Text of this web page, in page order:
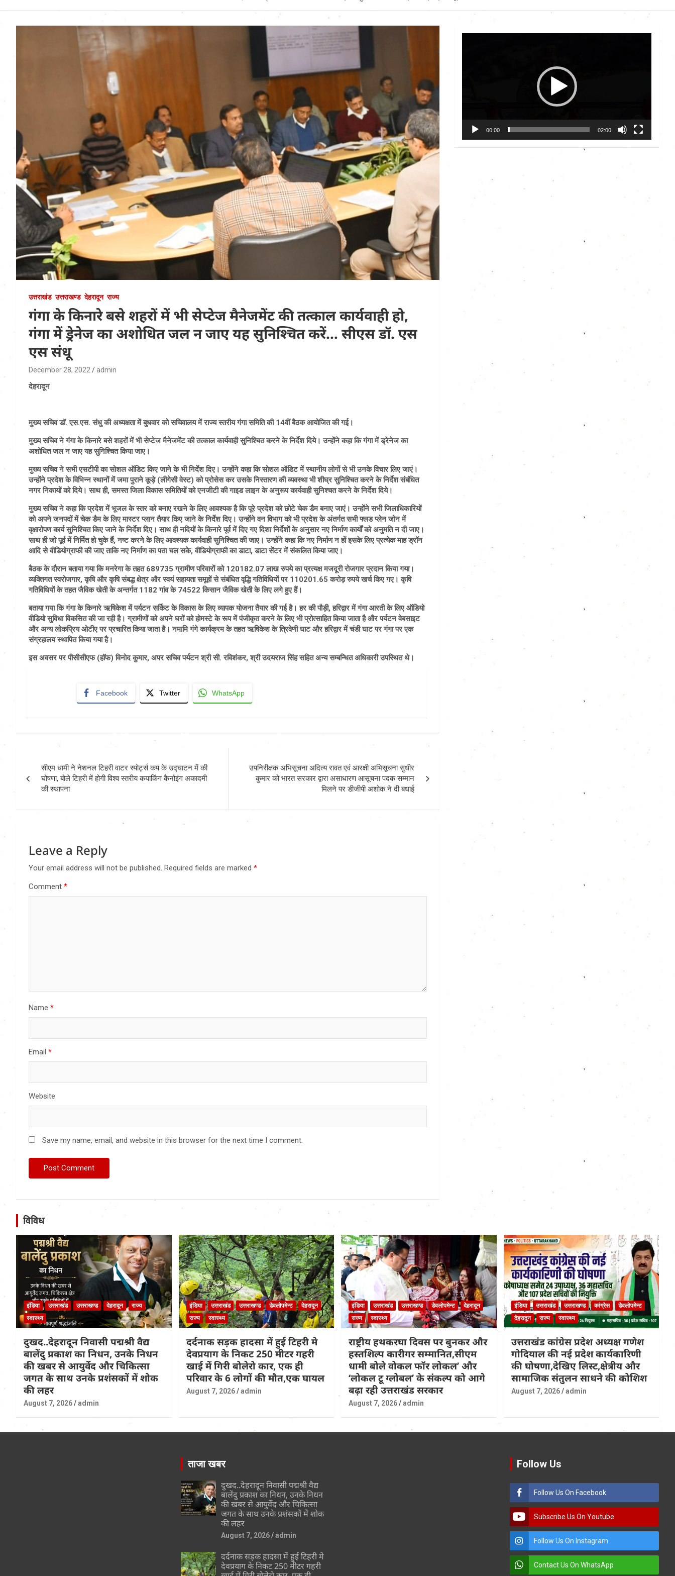
Uttarakhand News in
उत्तराखंड उत्तराखण्ड देहरादून राज्य
गंगा के किनारे बसे शहरों में भी सेप्टेज मैनेजमेंट की तत्काल कार्यवाही हो,
गंगा में ड्रेनेज का अशोधित जल न जाए यह सुनिश्चित करें… सीएस डॉ. एस
एस संधू
December 28, 2022 admin
देहरादून
मुख्य सचिव डॉ. एस.एस. संधु की अध्यक्षता में बुधवार को सचिवालय में राज्य स्तरीय गंगा समिति की 14वीं बैठक आयोजित की गई।
मुख्य सचिव ने गंगा के किनारे बसे शहरों में भी सेप्टेज मैनेजमेंट की तत्काल कार्यवाही सुनिश्चित करने के निर्देश दिये। उन्होंने कहा कि गंगा में ड्रेनेज का
अशोधित जल न जाए यह सुनिश्चित किया जाए।
मुख्य सचिव ने सभी एसटीपी का सोशल ऑडिट किए जाने के भी निर्देश दिए। उन्होंने कहा कि सोशल ऑडिट में स्थानीय लोगों से भी उनके विचार लिए जाएं।
उन्होंने प्रदेश के विभिन्न स्थानों में जमा पुराने कूड़े (लीगेसी वेस्ट) को प्रोसेस कर उसके निस्तारण की व्यवस्था भी शीघ्र सुनिश्चित करने के निर्देश संबंधित
नगर निकायों को दिये। साथ ही, समस्त जिला विकास समितियों को एनजीटी की गाइड लाइन के अनुरूप कार्यवाही सुनिश्चत करने के निर्देश दिये।
मुख्य सचिव ने कहा कि प्रदेश में भूजल के स्तर को बनाए रखने के लिए आवश्यक है कि पूरे प्रदेश को छोटे चेक डैम बनाए जाएं। उन्होंने सभी जिलाधिकारियों
को अपने जनपदों में चेक डैम के लिए मास्टर प्लान तैयार किए जाने के निर्देश दिए। उन्होंने वन विभाग को भी प्रदेश के अंतर्गत सभी फ्लड प्लेन जोन में
वृक्षारोपण कार्य सुनिश्चित किए जाने के निर्देश दिए। साथ ही नदियों के किनारे पूर्व में दिए गए दिशा निर्देशों के अनुसार नए निर्माण कार्यों को अनुमति न दी जाए।
साथ ही जो पूर्व में निर्मित हो चुके हैं, नष्ट करने के लिए आवश्यक कार्यवाही सुनिश्चित की जाए। उन्होंने कहा कि नए निर्माण न हों इसके लिए प्रत्येक माह ड्रॉन
आदि से वीडियोग्राफी की जाए ताकि नए निर्माण का पता चल सके, वीडियोग्राफी का डाटा, डाटा सेंटर में संकलित किया जाए।
बैठक के दौरान बताया गया कि मनरेगा के तहत 689735 ग्रामीण परिवारों को 120182.07 लाख रुपये का प्रत्यक्ष मजदूरी रोजगार प्रदान किया गया।
व्यक्तिगत स्वरोजगार, कृषि और कृषि संबद्ध क्षेत्र और स्वयं सहायता समूहों से संबंधित वृद्धि गतिविधियों पर 110201.65 करोड़ रुपये खर्च किए गए। कृषि
गतिविधियों के तहत जैविक खेती के अन्तर्गत 1182 गांव के 74522 किसान जैविक खेती के लिए लगे हुए हैं।
बताया गया कि गंगा के किनारे ऋषिकेश में पर्यटन सर्किट के विकास के लिए व्यापक योजना तैयार की गई है। हर की पौड़ी, हरिद्वार में गंगा आरती के लिए ऑडियो
वीडियो सुविधा विकसित की जा रही है। ग्रामीणों को अपने घरों को होमस्टे के रूप में पंजीकृत करने के लिए भी प्रोत्साहित किया जाता है और पर्यटन वेबसाइट
और अन्य लोकप्रिय ओटीए पर प्रचारित किया जाता है। नमामि गंगे कार्यक्रम के तहत ऋषिकेश के त्रिवेणी घाट और हरिद्वार में चंडी घाट पर गंगा पर एक
संग्रहालय स्थापित किया गया है।
इस अवसर पर पीसीसीएफ (हॉफ) विनोद कुमार, अपर सचिव पर्यटन श्री सी. रविशंकर, श्री उदयराज सिंह सहित अन्य सम्बन्धित अधिकारी उपस्थित थे।
Facebook Twitter WhatsApp
navigation
सीएम धामी ने नेशनल टिहरी वाटर स्पोर्ट्स कप के उद्घाटन में की
घोषणा, बोले टिहरी में होगी विश्व स्तरीय कयाकिंग कैनोइंग अकादमी
की स्थापना
उपनिरीक्षक अभिसूचना अदित्य रावत एवं आरक्षी अभिसूचना सुधीर
कुमार को भारत सरकार द्वारा असाधारण आसूचना पदक सम्मान
मिलने पर डीजीपी अशोक ने दी बधाई
Leave a Reply
Your email address will not be published. Required fields are marked *
Comment *
Name *
Email *
Website
Save my name, email, and website in this browser for the next time I comment.
00:00 02:00
विविध
इंडिया उत्तराखंड उत्तराखण्ड देहरादून
राज्य
स्वास्थ्य
दुखद..देहरादून निवासी पद्मश्री वैद्य
बालेंदु प्रकाश का निधन, उनके निधन
की खबर से आयुर्वेद और चिकित्सा
जगत के साथ उनके प्रशंसकों में शोक
की लहर
August 7, 2026 admin
इंडिया उत्तराखंड उत्तराखण्ड डेवलोपमेन्ट
देहरादून
राज्य
स्वास्थ्य
दर्दनाक सड़क हादसा में हुई टिहरी मे
देवप्रयाग के निकट 250 मीटर गहरी
खाई में गिरी बोलेरो कार, एक ही
परिवार के 6 लोगों की मौत,एक घायल
August 7, 2026 admin
इंडिया उत्तराखंड उत्तराखण्ड डेवलोपमेन्ट
देहरादून
राज्य
स्वास्थ्य
राष्ट्रीय हथकरघा दिवस पर बुनकर और
हस्तशिल्प कारीगर सम्मानित,सीएम
धामी बोले वोकल फॉर लोकल’ और
‘लोकल टू ग्लोबल’ के संकल्प को आगे
बढ़ा रही उत्तराखंड सरकार
August 7, 2026 admin
इंडिया उत्तराखंड उत्तराखण्ड कांग्रेस
डेवलोपमेन्ट
देहरादून
राज्य स्वास्थ्य
उत्तराखंड कांग्रेस प्रदेश अध्यक्ष गणेश
गोदियाल की नई प्रदेश कार्यकारिणी
की घोषणा,देखिए लिस्ट,क्षेत्रीय और
सामाजिक संतुलन साधने की कोशिश
August 7, 2026 admin
ताजा खबर
दुखद..देहरादून निवासी पद्मश्री वैद्य
बालेंदु प्रकाश का निधन, उनके निधन
की खबर से आयुर्वेद और चिकित्सा
जगत के साथ उनके प्रशंसकों में शोक
की लहर
August 7, 2026 admin
दर्दनाक सड़क हादसा में हुई टिहरी मे
देवप्रयाग के निकट 250 मीटर गहरी
Follow Us
Follow Us On Facebook
Subscribe Us On Youtube
Follow Us On Instagram
Contact Us On WhatsApp